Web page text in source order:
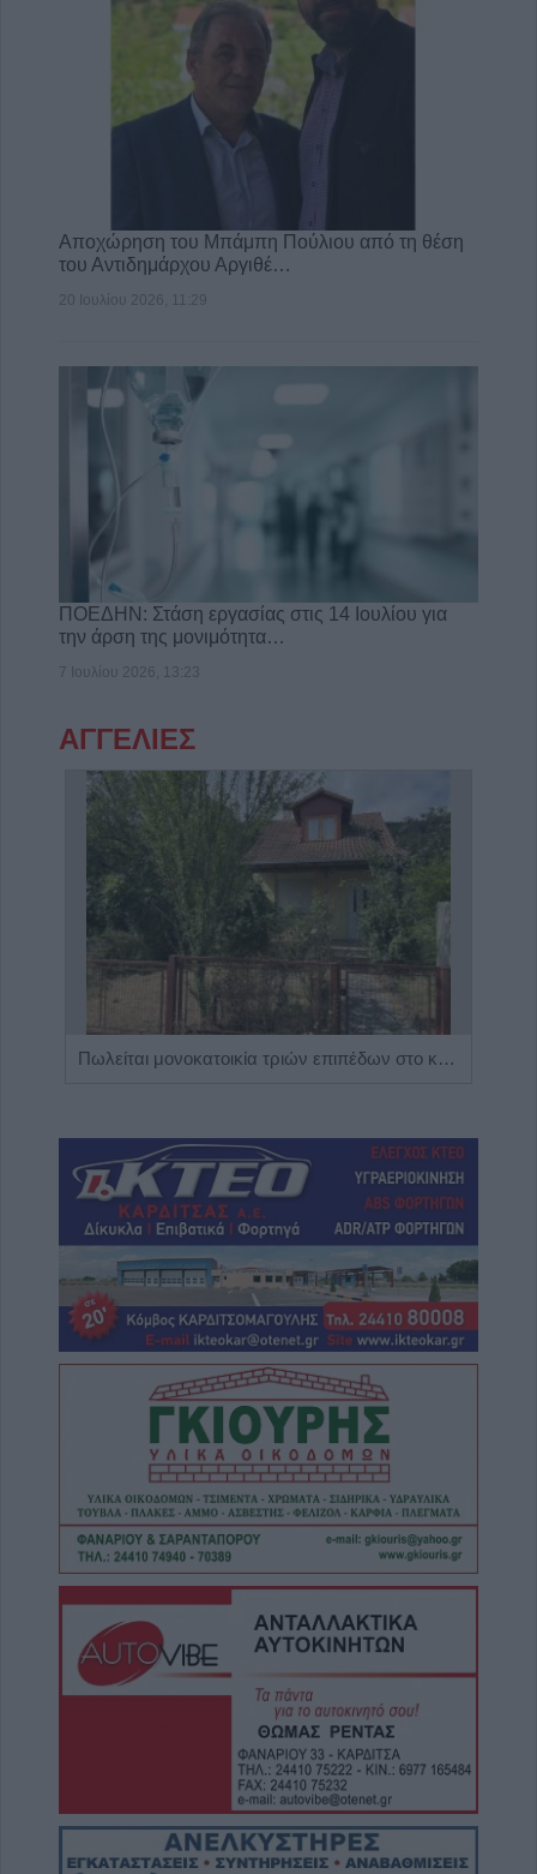
Αποχώρηση του Μπάμπη Πούλιου από τη θέση
του Αντιδημάρχου Αργιθέ…
20 Ιουλίου 2026, 11:29
ΠΟΕΔΗΝ: Στάση εργασίας στις 14 Ιουλίου για
την άρση της μονιμότητα…
7 Ιουλίου 2026, 13:23
ΑΓΓΕΛΙΕΣ
Πωλείται μονοκατοικία τριών επιπέδων στο καταπράσινο Πευκόφυτο Καρδίτσας